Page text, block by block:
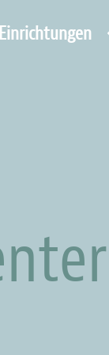
Einrichtungen